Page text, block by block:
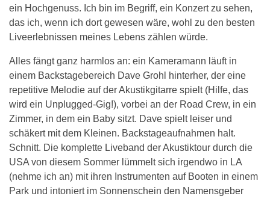
ein Hochgenuss. Ich bin im Begriff, ein Konzert zu sehen,
das ich, wenn ich dort gewesen wäre, wohl zu den besten
Liveerlebnissen meines Lebens zählen würde.
Alles fängt ganz harmlos an: ein Kameramann läuft in
einem Backstagebereich Dave Grohl hinterher, der eine
repetitive Melodie auf der Akustikgitarre spielt (Hilfe, das
wird ein Unplugged-Gig!), vorbei an der Road Crew, in ein
Zimmer, in dem ein Baby sitzt. Dave spielt leiser und
schäkert mit dem Kleinen. Backstageaufnahmen halt.
Schnitt. Die komplette Liveband der Akustiktour durch die
USA von diesem Sommer lümmelt sich irgendwo in LA
(nehme ich an) mit ihren Instrumenten auf Booten in einem
Park und intoniert im Sonnenschein den Namensgeber